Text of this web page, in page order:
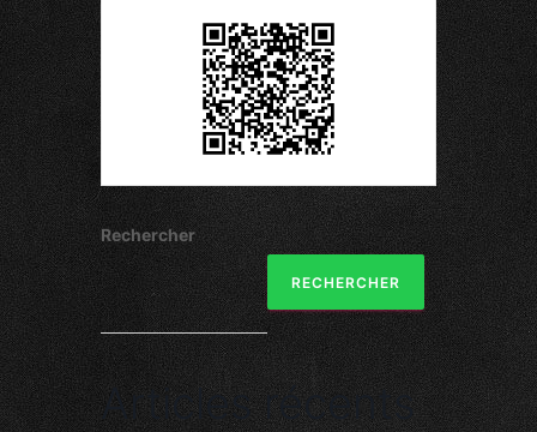
Rechercher
RECHERCHER
Articles récents